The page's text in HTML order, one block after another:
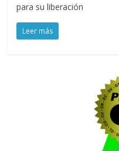
para su liberación
Leer más